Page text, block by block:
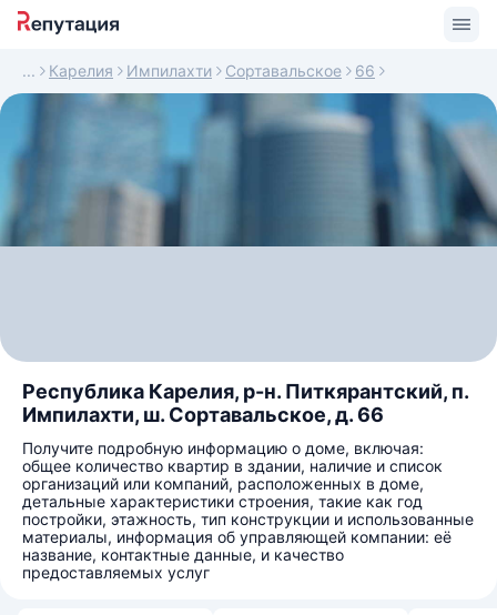
Карелия Импилахти Сортавальское 66
Республика Карелия, р-н. Питкярантский, п.
Импилахти, ш. Сортавальское, д. 66
Получите подробную информацию о доме, включая:
общее количество квартир в здании, наличие и список
организаций или компаний, расположенных в доме,
детальные характеристики строения, такие как год
постройки, этажность, тип конструкции и использованные
материалы, информация об управляющей компании: её
название, контактные данные, и качество
предоставляемых услуг